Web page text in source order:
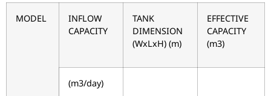
MODEL
INFLOW
CAPACITY
TANK
DIMENSION
(WxLxH) (m)
EFFECTIVE
CAPACITY
(m3)
(m3/day)